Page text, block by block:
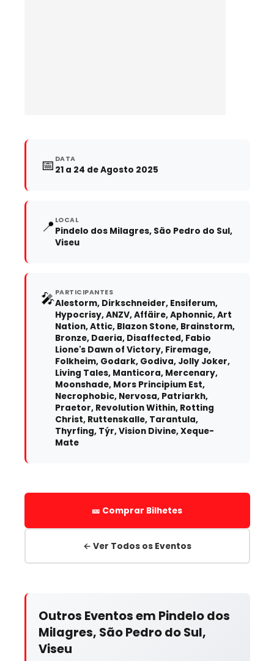
📅 DATA
21 a 24 de Agosto 2025
📍 LOCAL
Pindelo dos Milagres, São Pedro do Sul,
Viseu
🎤PARTICIPANTES
Alestorm, Dirkschneider, Ensiferum,
Hypocrisy, ANZV, Affäire, Aphonnic, Art
Nation, Attic, Blazon Stone, Brainstorm,
Bronze, Daeria, Disaffected, Fabio
Lione's Dawn of Victory, Firemage,
Folkheim, Godark, Godiva, Jolly Joker,
Living Tales, Manticora, Mercenary,
Moonshade, Mors Principium Est,
Necrophobic, Nervosa, Patriarkh,
Praetor, Revolution Within, Rotting
Christ, Ruttenskalle, Tarantula,
Thyrfing, Týr, Vision Divine, Xeque-
Mate
🎫 Comprar Bilhetes
← Ver Todos os Eventos
Outros Eventos em Pindelo dos
Milagres, São Pedro do Sul,
Viseu